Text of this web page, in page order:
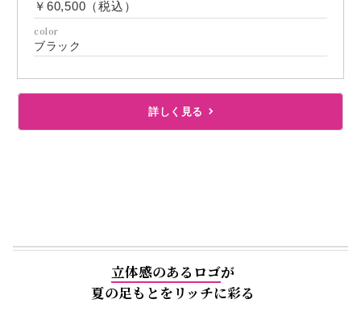
￥60,500（税込）
color
ブラック
詳しく見る
立体感のあるロゴが
夏の足もとをリッチに彩る